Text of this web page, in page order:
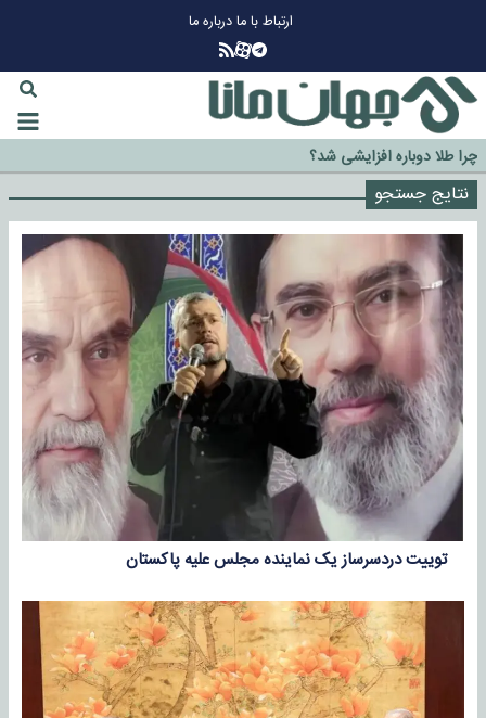
ارتباط با مادرباره ما
چرا طلا دوباره افزایشی شد؟
گزینه جدایی اوسمار روی میز مدیران پرسپولیس
آیا رئیس جمهور آمریکا قانون را دور می‌زند؟
اخراج رسمی چهره نامدار از پرسپولیس
سازمان اطلاعات سپاه: پروژه دولت ترامپ برای مهار چین، روسیه و اروپا شکست
خورد
نتایج جستجو
توییت دردسرساز یک نماینده مجلس علیه پاکستان